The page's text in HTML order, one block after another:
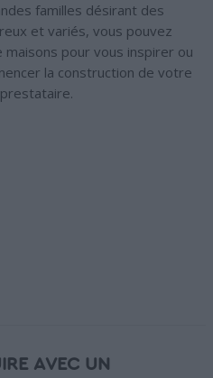
familles désirant des
et variés, vous pouvez
pour vous inspirer ou
la construction de votre
AVEC UN